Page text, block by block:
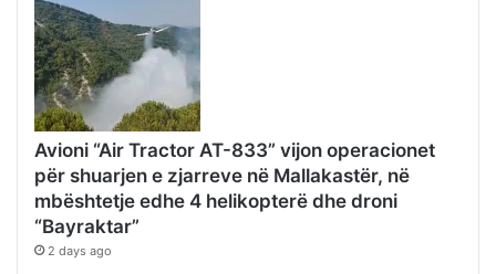
Avioni “Air Tractor AT-833” vijon operacionet
për shuarjen e zjarreve në Mallakastër, në
mbështetje edhe 4 helikopterë dhe droni
“Bayraktar”
2 days ago